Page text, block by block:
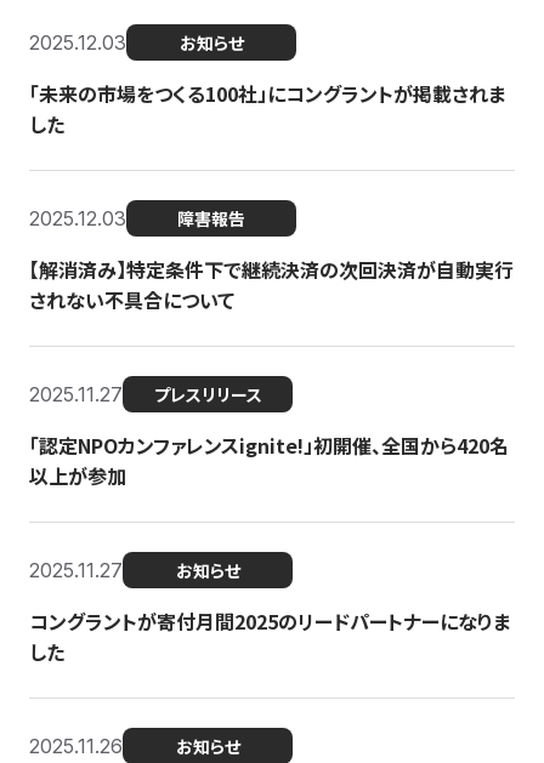
2025.12.03 お知らせ
「未来の市場をつくる100社」にコングラントが掲載されま
した
2025.12.03 障害報告
【解消済み】特定条件下で継続決済の次回決済が自動実行
されない不具合について
2025.11.27 プレスリリース
「認定NPOカンファレンスignite!」初開催、全国から420名
以上が参加
2025.11.27 お知らせ
コングラントが寄付月間2025のリードパートナーになりま
した
2025.11.26 お知らせ